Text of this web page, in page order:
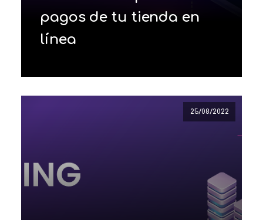
pagos de tu tienda en
línea
25/08/2022